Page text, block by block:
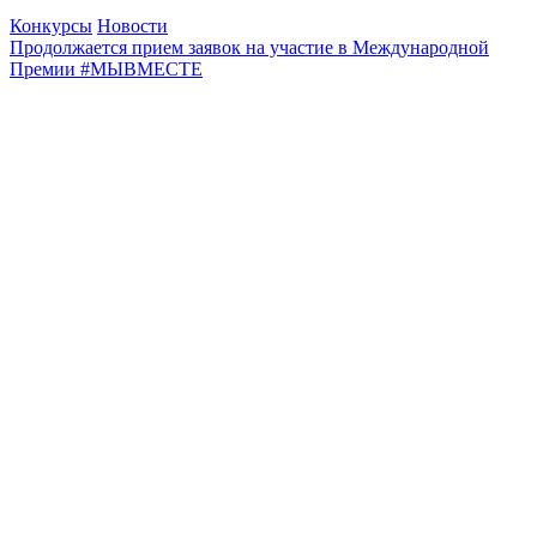
Конкурсы Новости
Продолжается прием заявок на участие в Международной
Премии #МЫВМЕСТЕ